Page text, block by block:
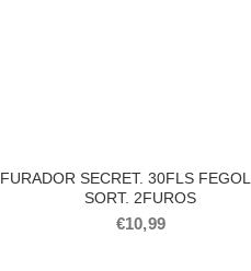
FURADOR SECRET. 30FLS
SORT. 2FUROS
€10,99